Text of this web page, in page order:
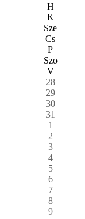
H
K
Sze
Cs
P
Szo
V
28
29
30
31
1
2
3
4
5
6
7
8
9